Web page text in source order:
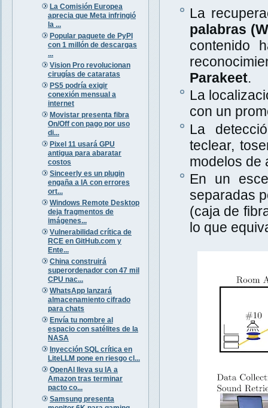
La Comisión Europea
aprecia que Meta infringió
la ...
Popular paquete de PyPI
con 1 millón de descargas
...
Vision Pro revolucionan
cirugías de cataratas
PS5 podría exigir
conexión mensual a
internet
Movistar presenta fibra
On/Off con pago por uso
di...
Pixel 11 usará GPU
antigua para abaratar
costos
Sinceerly es un plugin
engaña a IA con errores
ort...
Windows Remote Desktop
deja fragmentos de
imágenes...
Vulnerabilidad crítica de
RCE en GitHub.com y
Ente...
China construirá
superordenador con 47 mil
CPU nac...
WhatsApp lanzará
almacenamiento cifrado
para chats
Envía tu nombre al
espacio con satélites de la
NASA
Inyección SQL crítica en
LiteLLM pone en riesgo cl...
OpenAI lleva su IA a
Amazon tras terminar
pacto co...
Samsung presenta
La
palabras
contenido
Parakeet.
La
con un
La
teclear,
modelos de
En un
separadas
(caja de
lo que